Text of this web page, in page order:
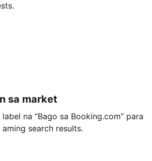
sa market
na “Bago sa Booking.com” para
search results.